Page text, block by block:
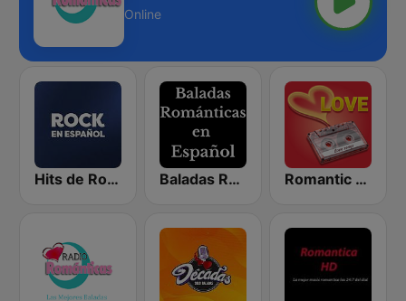
Online
Hits de Rock en Español Baladas Románticas en Español Romantic Vibes